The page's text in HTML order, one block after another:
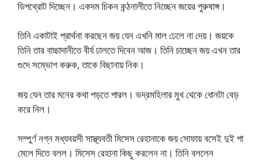
ডিপথ্রোট দিচ্ছেন। একদম চিকন কন্ঠনালীতে নিচ্ছেন জয়ের পুরুষাঙ্গ।
তিনি একাটাই প্রার্থনা করছেন জয় যেন এখনি মাল ঢেলে না দেয়। জয়কে
তিনি তার বাচ্চাদানীতে বীর্য ঢালতে দিবেন আজ। তিনি চাচ্ছেন জয় এখন তার
গুদে সম্ভোগ করুক, তাকে বিছানায় নিক।
জয় যেন তার মনের কথা পড়তে পারল। ভদ্রমহিলার মুখ থেকে ধোনটা বেড়
করে নিল।
সম্পুর্ণ নগ্ন মধ্যবয়সী সাস্থ্যবতী মিসেস রেহানাকে জয় সোফায় বসেই দুই পা
মেলে দিতে বলল। মিসেস রেহানা কিছু করলেন না। তিনি বললেন